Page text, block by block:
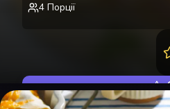
4 Порції